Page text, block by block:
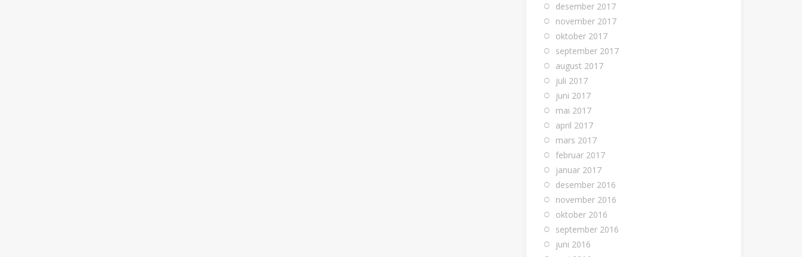
desember 2017
november 2017
oktober 2017
september 2017
august 2017
juli 2017
juni 2017
mai 2017
april 2017
mars 2017
februar 2017
januar 2017
desember 2016
november 2016
oktober 2016
september 2016
juni 2016